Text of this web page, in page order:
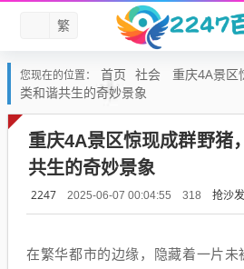
繁
您现在的位置： 首页 社会
重庆4A景区
类和谐共生的奇妙景象
重庆4A景区惊现成群野猪
共生的奇妙景象
2247 2025-06-07 00:04:55 318 抢沙发
在繁华都市的边缘，隐藏着一片未